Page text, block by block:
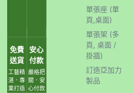
免費
送貨
工藝精
湛．專
業打造
安心
付款
嚴格把
關．安
心付款
單張座 (單
頁,桌面)
單張架 (多
頁, 桌面 /
掛牆)
訂造亞加力
製品